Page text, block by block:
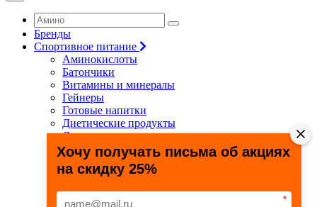
Бренды
Спортивное питание
Аминокислоты
Батончики
Витамины и минералы
Гейнеры
Готовые напитки
Диетические продукты
Для связок и суставов
Жиросжигатели
Здоровье и долголетие
Креатин
Специальные препараты
Хочу получать письма об акциях
на скидку 25%
*